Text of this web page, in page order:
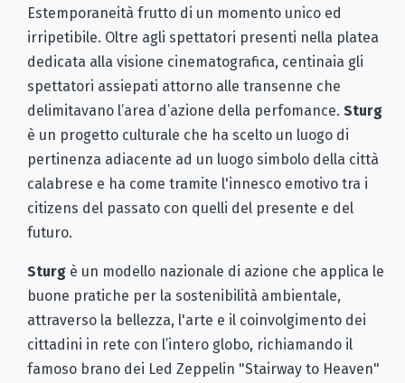
Estemporaneità frutto di un momento unico ed
irripetibile. Oltre agli spettatori presenti nella platea
dedicata alla visione cinematografica, centinaia gli
spettatori assiepati attorno alle transenne che
delimitavano l’area d’azione della perfomance. Sturg
è un progetto culturale che ha scelto un luogo di
pertinenza adiacente ad un luogo simbolo della città
calabrese e ha come tramite l'innesco emotivo tra i
citizens del passato con quelli del presente e del
futuro.
Sturg è un modello nazionale di azione che applica le
buone pratiche per la sostenibilità ambientale,
attraverso la bellezza, l'arte e il coinvolgimento dei
cittadini in rete con l’intero globo, richiamando il
famoso brano dei Led Zeppelin "Stairway to Heaven"